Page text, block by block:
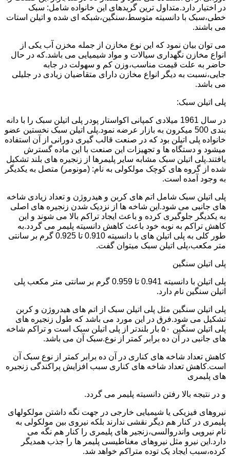
در اختیار دارد.متداول ترین گریدهای این خانواده شامل: سبک
خطی،سبک با دانسیته متوسط،سنگین،شبکه ای شده و اتیلن استات
می باشند.
می توان بیان نمود که این نوع مخازن از جمله مخزن آب یکی از
انواع مخازن نگهداری سیالات و مواد شیمیایی می باشد.که در حال
حاضر به علت قیمت مناسب،وزن کم و سهولت در جابه
جایی،نسبت به دیگر انواع مخازن دارای متقاضیان زیادی در جلیلی
می باشد.
پلی اتیلن سبک:
در سال 1961 میلادی کمپانی اکواستار پودر پلی اتیلن سبک را با دانه
بندی 500 میکرون به بازار عرضه نمود.پلی اتیلن سبک نخستین عضو
خانواده پلی اتیلن بود که در صنعت قالب گیری دورانی از آن استفاده
میشود و دستگاه ها و تجهیزات این صنعت با این ماده گسترش
یافتند.پلی اتیلن سبک مشابه سایر پلیمرها از زنجیره های بلند تشکیل
شده از گروه های کوچک مولکولی به نام: (مونومر) متصل به یکدیگر
به وجود آمده است.
پلی اتیلن سبک شامل اتم های کربن و هیدروژن و تعداد زیادی شاخه
های جانبی می شود.این شاخه ها از نزدیک شدن زنجیره های اصلی
به یکدیگر جلوگیری کرده و باعث ایجاد تراکم بالا می شوند و این
کاهش تراکم به نوبه خود باعث کاهش دانسیته پلیمر می گردد.به
طور کلی به پلی اتیلن های با دانسیته 0.910 تا 0.925 گرم بر سانتی
متر مکعب،پلی اتیلن سبک میتوان گفت.
پلی اتیلن سنگین
پلی اتیلن با دانسیته 0.941 تا 0.959 گرم بر سانتی متر مکعب پلی
اتیلن سنگین نام دارد.
پلی اتیلن سنگین مثل پلی اتیلن سبک از اتم های هیدروژن و کربن
تشکیل می شود.فرق در این مورد می باشد که طول زنجیره های
پلی اتیلن سنگین ۵۰ بار بلندتر از پلی اتیلن سبک است و تراکم شاخه
های جانبی در آن ده برابر کمتر از نوع.سبک آن می باشد.
کاهش تعداد شاخه های کناری در آن ده برابر کمتر از نوع سبک آن
است.کاهش تعداد شاخه های کناری سبب افزایش پراکندگی زنجیره
های پلیمری
و در نتیجه بالا رفتن دانسیته پلیمر می گردد.
نیروهای فیزیکی یا شیمیایی خارجی در جهت نگه داشتن مولکولهای
پلیمری در کنار هم دیگر نقشی ندارند بلکه نیروی بین مولکولی به
نام نیرویی واندروالسی،زنجیر های پلیمری را کنار هم نگه می
دارد.این نیرو مثل نیروهای مغناطیسی پلیمر ها را جذب همدیگر
کرده،سبب ایجاد یک توده متراکم خواهد شد.